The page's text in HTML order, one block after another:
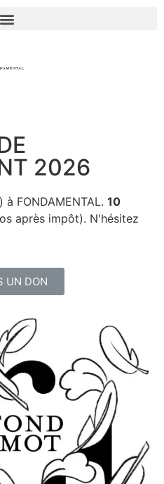
2026
FONDAMENTAL. 10
après impôt). N'hésitez
UN DON